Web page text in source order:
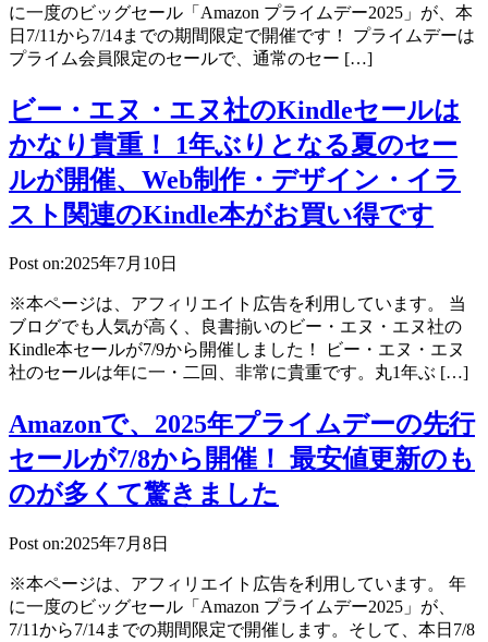
に一度のビッグセール「Amazon プライムデー2025」が、本
日7/11から7/14までの期間限定で開催です！ プライムデーは
プライム会員限定のセールで、通常のセー […]
ビー・エヌ・エヌ社のKindleセールは
かなり貴重！ 1年ぶりとなる夏のセー
ルが開催、Web制作・デザイン・イラ
スト関連のKindle本がお買い得です
Post on:2025年7月10日
※本ページは、アフィリエイト広告を利用しています。 当
ブログでも人気が高く、良書揃いのビー・エヌ・エヌ社の
Kindle本セールが7/9から開催しました！ ビー・エヌ・エヌ
社のセールは年に一・二回、非常に貴重です。丸1年ぶ […]
Amazonで、2025年プライムデーの先行
セールが7/8から開催！ 最安値更新のも
のが多くて驚きました
Post on:2025年7月8日
※本ページは、アフィリエイト広告を利用しています。 年
に一度のビッグセール「Amazon プライムデー2025」が、
7/11から7/14までの期間限定で開催します。そして、本日7/8